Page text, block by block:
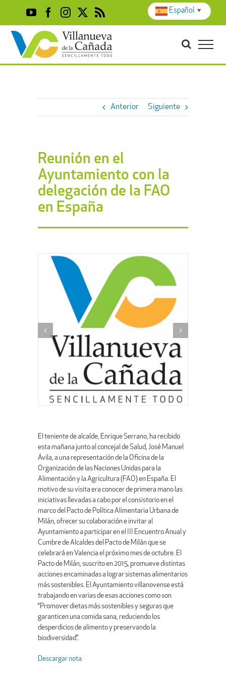
content
YouTubeFacebook
Instagram
X Rss
Anterior Siguiente
Reunión en el
Ayuntamiento con la
delegación de la FAO
en España
El teniente de alcalde, Enrique Serrano, ha recibido
esta mañana junto al concejal de Salud, José Manuel
Ávila, a una representación de la Oficina de la
Organización de las Naciones Unidas para la
Alimentación y la Agricultura (FAO) en España. El
motivo de su visita era conocer de primera mano las
iniciativas llevadas a cabo por el consistorio en el
marco del Pacto de Política Alimentaria Urbana de
Milán, ofrecer su colaboración e invitar al
Ayuntamiento a participar en el III Encuentro Anual y
Cumbre de Alcaldes del Pacto de Milán que se
celebrará en Valencia el próximo mes de octubre. El
Pacto de Milán, suscrito en 2015, promueve distintas
acciones encaminadas a lograr sistemas alimentarios
más sostenibles. El Ayuntamiento villanovense está
trabajando en varias de esas acciones como son
“Promover dietas más sostenibles y seguras que
garanticen una comida sana, reduciendo los
desperdicios de alimento y preservando la
biodiversidad”.
Descargar nota
Español ▼